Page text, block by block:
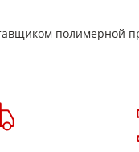
мм
полимерной